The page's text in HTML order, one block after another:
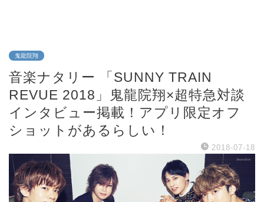
鬼龍院翔
音楽ナタリー 「SUNNY TRAIN
REVUE 2018」鬼龍院翔×超特急対談
インタビュー掲載！アプリ限定オフ
ショットがあるらしい！
2018-07-18